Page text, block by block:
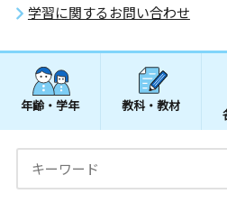
学習に関するお問い合わせ
年齢・学年 教科・教材